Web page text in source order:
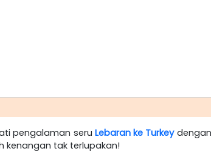
pengalaman seru Lebaran ke Turkeydengan
kenangan tak terlupakan!